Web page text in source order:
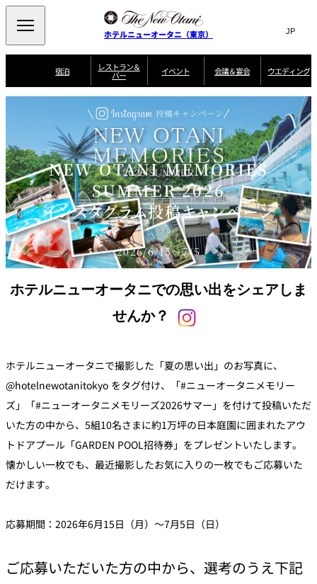
ホテルニューオータニ（東京） Search
サ
ト
内
検
索
窓
を
開
閉
言
切
替
え
メ
ニ
ュ
ー
を
開
閉
JP(日本語)
EN
宿泊
ザ・メイン
ニューオータニ・
ガーデンタワー スイートのご案内
客室一覧 宿泊プラン一覧 サービスガイド ルームサービス
ルニューオー
サービスア
ートメント 朝食のご案内
宿泊者限定
ディナ ーご優待
のご案内
誕生日や記念日の
お祝いに
レストラン＆
バー
トラ
ン＆
ご案内
ソムリエ 個室のご案内
ご家族で楽し
む小個室
ビュッフェ
VIEW & DINING
THE SKY
タワーレスト
ラン
ガーデンラウ
ンジ
トレーダーヴ
ィックス 東京
スイーツ
パティスリー
SATSUKI
ピエール・エ
ルメ・パリ
西洋料理
ベッラ・ヴィ
オーバカナル
中国料理
大観苑＜
日本料理
SENBAZURU＞
KATO'S DINING
& BAR
麺処
NAKAJIMA 紀尾井 なだ万
イベント 会議＆宴会
会
議
＆
宴
会
宴会場一覧 プラン一覧 MICE
宴会ご予約・お問
合せフォーム
ウエディング
ウ
エ
デ
ィ
ン
グ
ウエディングスタ
イル コンセ
披露宴 料理・
ムービー TOKYO
ホテルへのアクセ
ス
NEW OTANI MEMORIES
SUMMER 2026
インスタグラム投稿キャンペーン
2026/6/15～7/5
ホテルニューオータニでの思い出をシェアしま
せんか？
ホテルニューオータニで撮影した「夏の思い出」のお写真に、
@hotelnewotanitokyo をタグ付け、「#ニューオータニメモリー
ズ」「#ニューオータニメモリーズ2026サマー」を付けて投稿いただ
いた方の中から、5組10名さまに約1万坪の日本庭園に囲まれたアウ
トドアプール「GARDEN POOL招待券」をプレゼントいたします。
懐かしい一枚でも、最近撮影したお気に入りの一枚でもご応募いた
だけます。
応募期間：2026年6月15日（月）～7月5日（日）
ご応募いただいた方の中から、選考のうえ下記